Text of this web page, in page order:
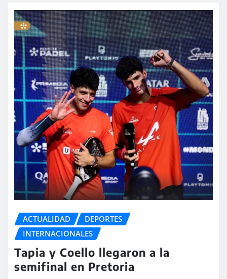
ACTUALIDAD
DEPORTES
INTERNACIONALES
Tapia y Coello llegaron a la
semifinal en Pretoria